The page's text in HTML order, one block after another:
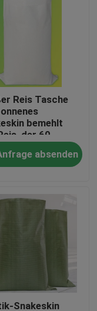
Reis Tasche
bemehlt
der 60
absenden
Snakeskin